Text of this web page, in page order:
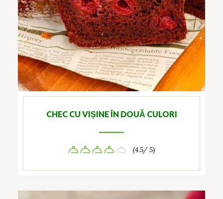
CHEC CU VIȘINE ÎN DOUĂ CULORI
(4.5/ 5)